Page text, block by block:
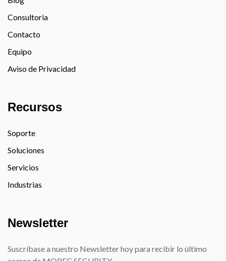
Consultoria
Contacto
Equipo
Aviso de Privacidad
Recursos
Soporte
Soluciones
Servicios
Industrias
Newsletter
Suscríbase a nuestro Newsletter hoy para recibir lo último